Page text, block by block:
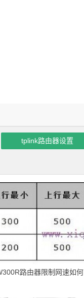
tplink路由器设置
路由器限制网速如何